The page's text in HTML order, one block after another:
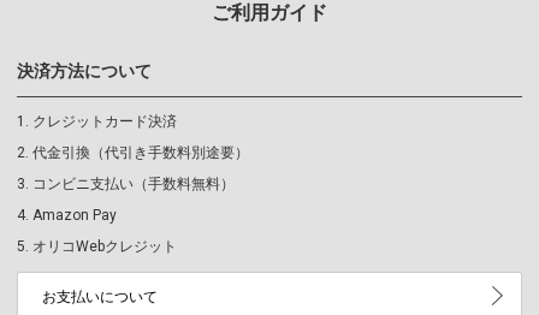
ご利用ガイド
決済方法について
クレジットカード決済
代金引換（代引き手数料別途要）
コンビニ支払い（手数料無料）
Amazon Pay
オリコWebクレジット
お支払いについて